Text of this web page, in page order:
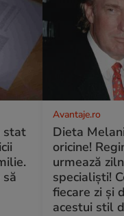
stat
Avantaje.ro
Dieta
oricine!
urmează
specialiști!
fiecare zi și
acestui stil